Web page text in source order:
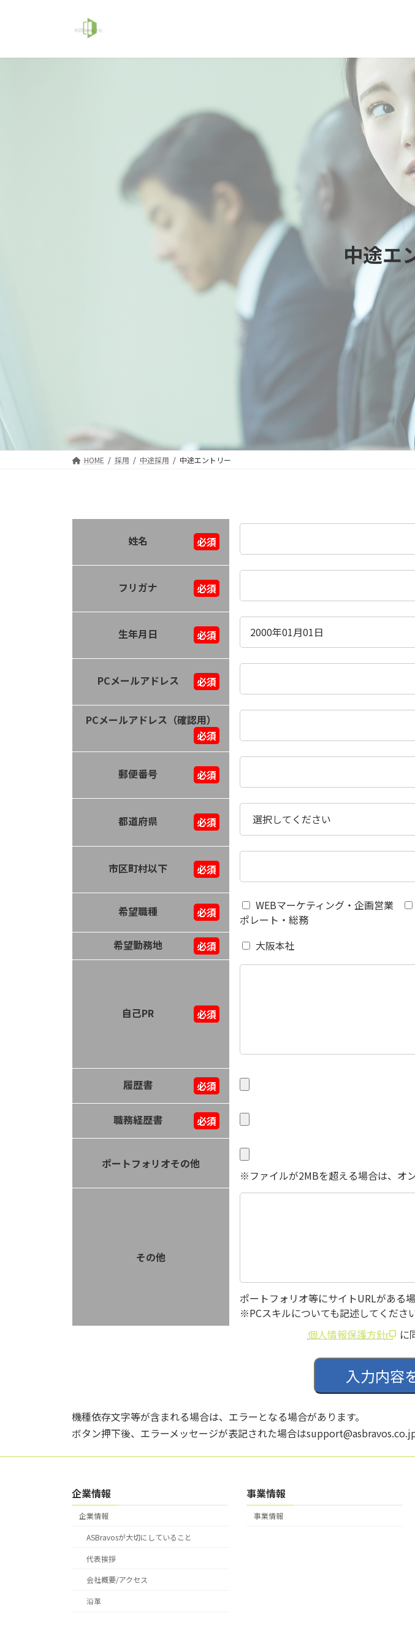
中途エ
HOME 採用 中途採用 中途エントリー
姓名 必須
フリガナ 必須
生年月日 必須
PCメールアドレス 必須
PCメールアドレス（確認用）
必須
郵便番号 必須
都道府県 必須
市区町村以下 必須
希望職種 必須 WEBマーケティング・企画営業
ポレート・総務
希望勤務地
必須 大阪本社
自己PR 必須
履歴書 必須
職務経歴書 必須
ポートフォリオその他
※ファイルが2MBを超える場合は、オ
その他
ポートフォリオ等にサイトURLがある
※PCスキルについても記述してください
個人情報保護方針
に
入力内容
機種依存文字等が含まれる場合は、エラーとなる場合があります。
ボタン押下後、エラーメッセージが表記された場合は
企業情報
企業情報
ASBravosが大切にしていること
代表挨拶
会社概要/アクセス
沿革
事業情報
事業情報